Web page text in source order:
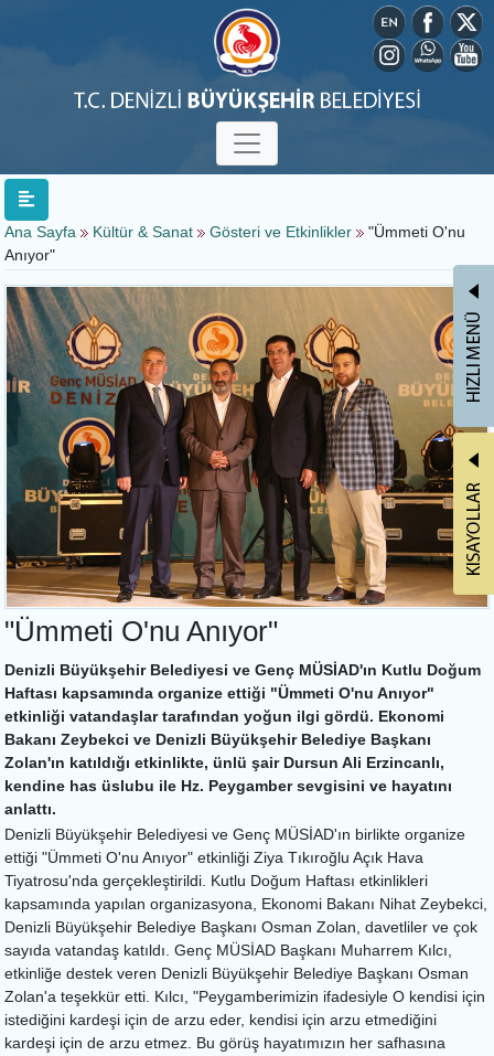
Ana Sayfa Kültür & Sanat Gösteri ve Etkinlikler
"Ümmeti O'nu
Anıyor"
"Ümmeti O'nu Anıyor"
Denizli Büyükşehir Belediyesi ve Genç MÜSİAD'ın Kutlu Doğum
Haftası kapsamında organize ettiği "Ümmeti O'nu Anıyor"
etkinliği vatandaşlar tarafından yoğun ilgi gördü. Ekonomi
Bakanı Zeybekci ve Denizli Büyükşehir Belediye Başkanı
Zolan'ın katıldığı etkinlikte, ünlü şair Dursun Ali Erzincanlı,
kendine has üslubu ile Hz. Peygamber sevgisini ve hayatını
anlattı.
Denizli Büyükşehir Belediyesi ve Genç MÜSİAD'ın birlikte organize
ettiği "Ümmeti O'nu Anıyor" etkinliği Ziya Tıkıroğlu Açık Hava
Tiyatrosu'nda gerçekleştirildi. Kutlu Doğum Haftası etkinlikleri
kapsamında yapılan organizasyona, Ekonomi Bakanı Nihat Zeybekci,
Denizli Büyükşehir Belediye Başkanı Osman Zolan, davetliler ve çok
sayıda vatandaş katıldı. Genç MÜSİAD Başkanı Muharrem Kılcı,
etkinliğe destek veren Denizli Büyükşehir Belediye Başkanı Osman
Zolan'a teşekkür etti. Kılcı, "Peygamberimizin ifadesiyle O kendisi için
istediğini kardeşi için de arzu eder, kendisi için arzu etmediğini
kardeşi için de arzu etmez. Bu görüş hayatımızın her safhasına